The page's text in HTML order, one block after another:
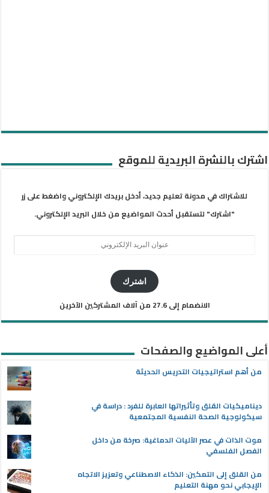
اشترك بالنشرة البريدية للموقع
للاشتراك في مدونة تعليم جديد، أدخل بريدك الإلكتروني واضغط على زر
"اشترك" لتستقبل أحدث المواضيع من خلال البريد الإلكتروني.
اشترك
الانضمام إلى 27.6 من آلاف المشتركين الآخرين
أعلى المواضيع والصفحات
من أهم استراتيجيات التدريس الحديثة
ديناميكيات القلق وتأثيراتها العابرة للفرد : دراسة في
سيكولوجية الصحة النفسية المجتمعية
موت الذات في عصر الآليات الدماغية: صرخة من داخل
الفصل الفلسفي
من القلق إلى التمكين: الذكاء الاصطناعي وتعزيز الاتجاه
الإيجابي نحو مهنة التعليم